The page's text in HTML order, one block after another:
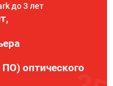
до 3 лет
оптического